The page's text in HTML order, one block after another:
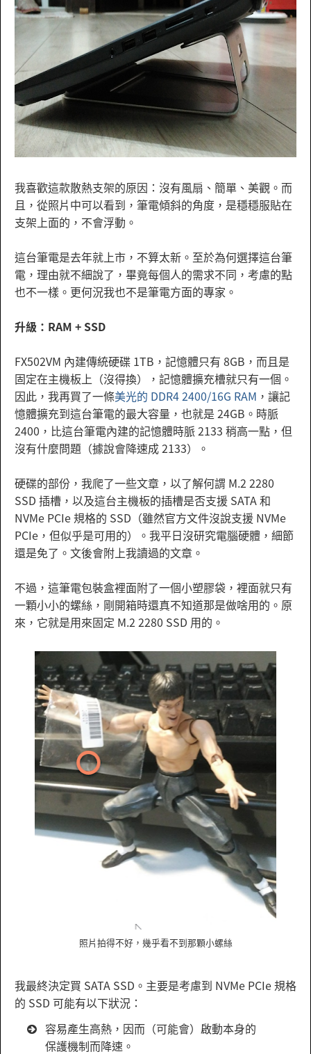
我喜歡這款散熱支架的原因：沒有風扇、簡單、美觀。而
且，從照片中可以看到，筆電傾斜的角度，是穩穩服貼在
支架上面的，不會浮動。
這台筆電是去年就上市，不算太新。至於為何選擇這台筆
電，理由就不細說了，畢竟每個人的需求不同，考慮的點
也不一樣。更何況我也不是筆電方面的專家。
升級：RAM + SSD
FX502VM 內建傳統硬碟 1TB，記憶體只有 8GB，而且是
固定在主機板上（沒得換），記憶體擴充槽就只有一個。
因此，我再買了一條美光的 DDR4 2400/16G RAM ，讓記
憶體擴充到這台筆電的最大容量，也就是 24GB。時脈
2400，比這台筆電內建的記憶體時脈 2133 稍高一點，但
沒有什麼問題（據說會降速成 2133）。
硬碟的部份，我爬了一些文章，以了解何謂 M.2 2280
SSD 插槽，以及這台主機板的插槽是否支援 SATA 和
NVMe PCIe 規格的 SSD（雖然官方文件沒說支援 NVMe
PCIe，但似乎是可用的）。我平日沒研究電腦硬體，細節
還是免了。文後會附上我讀過的文章。
不過，這筆電包裝盒裡面附了一個小塑膠袋，裡面就只有
一顆小小的螺絲，剛開箱時還真不知道那是做啥用的。原
來，它就是用來固定 M.2 2280 SSD 用的。
照片拍得不好，幾乎看不到那顆小螺絲
我最終決定買 SATA SSD。主要是考慮到 NVMe PCIe 規格
的 SSD 可能有以下狀況：
容易產生高熱，因而（可能會）啟動本身的
保護機制而降速。